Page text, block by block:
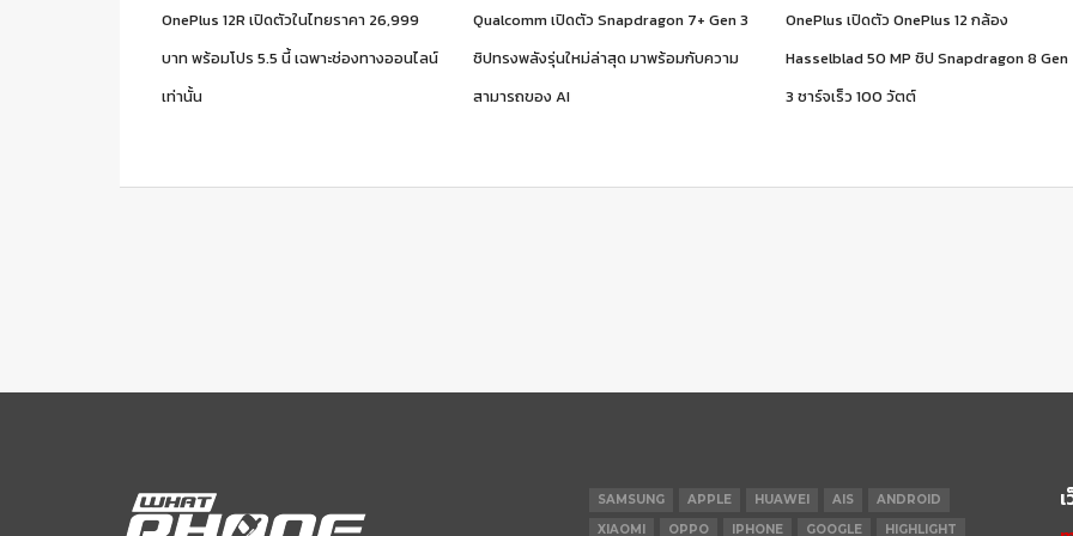
OnePlus 12R เปิดตัวในไทยราคา 26,999
บาท พร้อมโปร 5.5 นี้ เฉพาะช่องทางออนไลน์
เท่านั้น
Qualcomm เปิดตัว Snapdragon 7+ Gen 3
ชิปทรงพลังรุ่นใหม่ล่าสุด มาพร้อมกับความ
สามารถของ AI
OnePlus เปิดตัว OnePlus 12 กล้อง
Hasselblad 50 MP ชิป Snapdragon 8 Gen
3 ชาร์จเร็ว 100 วัตต์
SAMSUNG APPLE HUAWEI AIS
ANDROID
XIAOMI
OPPO IPHONE GOOGLE HIGHLIGHT